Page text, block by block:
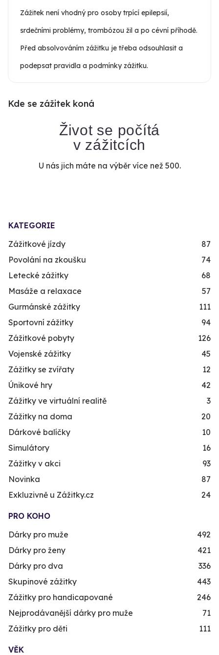
Zážitek není vhodný pro osoby trpící epilepsií,
srdečními problémy, trombózou žil a po cévní příhodě.
Před absolvováním zážitku je třeba odsouhlasit a
podepsat pravidla a podmínky zážitku.
Kde se zážitek koná
Život se počítá
v zážitcích
U nás jich máte na výběr více než 500.
KATEGORIE
Zážitkové jízdy
87
Povolání na zkoušku
74
Letecké zážitky
68
Masáže a relaxace
57
Gurmánské zážitky
111
Sportovní zážitky
94
Zážitkové pobyty
126
Vojenské zážitky
45
Zážitky se zvířaty
12
Únikové hry
42
Zážitky ve virtuální realitě
3
Zážitky na doma
20
Dárkové balíčky
10
Simulátory
16
Zážitky v akci
93
Novinka
87
Exkluzivně u Zážitky.cz
24
PRO KOHO
Dárky pro muže
492
Dárky pro ženy
421
Dárky pro dva
336
Skupinové zážitky
443
Zážitky pro handicapované
246
Nejprodávanější dárky pro muže
71
Zážitky pro děti
111
VĚK